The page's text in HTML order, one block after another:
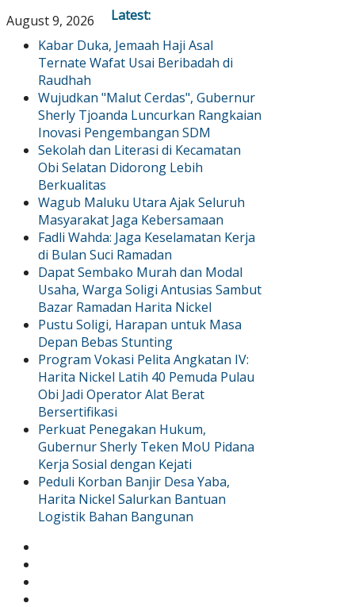
August 9, 2026
Latest:
Kabar Duka, Jemaah Haji Asal
Ternate Wafat Usai Beribadah di
Raudhah
Wujudkan "Malut Cerdas", Gubernur
Sherly Tjoanda Luncurkan Rangkaian
Inovasi Pengembangan SDM
Sekolah dan Literasi di Kecamatan
Obi Selatan Didorong Lebih
Berkualitas
Wagub Maluku Utara Ajak Seluruh
Masyarakat Jaga Kebersamaan
Fadli Wahda: Jaga Keselamatan Kerja
di Bulan Suci Ramadan
Dapat Sembako Murah dan Modal
Usaha, Warga Soligi Antusias Sambut
Bazar Ramadan Harita Nickel
Pustu Soligi, Harapan untuk Masa
Depan Bebas Stunting
Program Vokasi Pelita Angkatan IV:
Harita Nickel Latih 40 Pemuda Pulau
Obi Jadi Operator Alat Berat
Bersertifikasi
Perkuat Penegakan Hukum,
Gubernur Sherly Teken MoU Pidana
Kerja Sosial dengan Kejati
Peduli Korban Banjir Desa Yaba,
Harita Nickel Salurkan Bantuan
Logistik Bahan Bangunan